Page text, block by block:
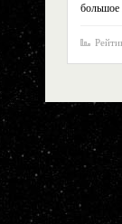
большое